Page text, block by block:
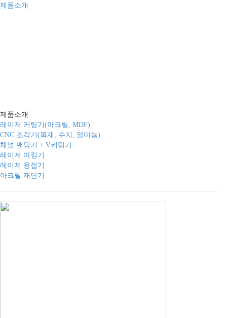
제품소개
제품소개
레이저 커팅기(아크릴, MDF)
CNC 조각기(목재, 수지, 알미늄)
채널 밴딩기 + V커팅기
레이저 마킹기
레이저 용접기
아크릴 재단기